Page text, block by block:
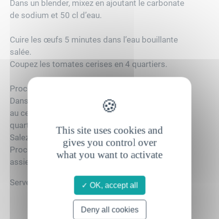
Dans un blender, mixez en ajoutant le carbonate
de sodium et 50 cl d’eau.
Cuire les œufs 5 minutes dans l’eau bouillante
salée.
Coupez les tomates cerises en 4 quartiers.
Procédez au dressage.
Dans une assiette creuse, versez le velouté puis
au centre de celle-ci, ajoutez les herbes et 2
quartiers de tomates et l’œuf mollet.
Salez et poivrez.
Procédez de manière identique pour chaque
assiette.
Servez aussi bien froid que tiède.
This site uses cookies and
gives you control over
what you want to activate
OK, accept all
Deny all cookies